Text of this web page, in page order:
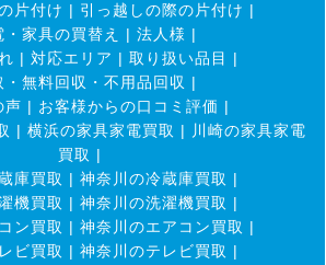
片付け | 引っ越しの際の片付け |
・家具の買替え | 法人様 |
| 対応エリア | 取り扱い品目
|
・無料回収・不用品回収 |
声 | お客様からの口コミ評価 |
| 横浜の家具家電買取 |
川崎の家具家電
買取 |
庫買取 | 神奈川の冷蔵庫買取 |
機買取 | 神奈川の洗濯機買取 |
ン買取 | 神奈川のエアコン買取 |
ビ買取 | 神奈川のテレビ買取 |